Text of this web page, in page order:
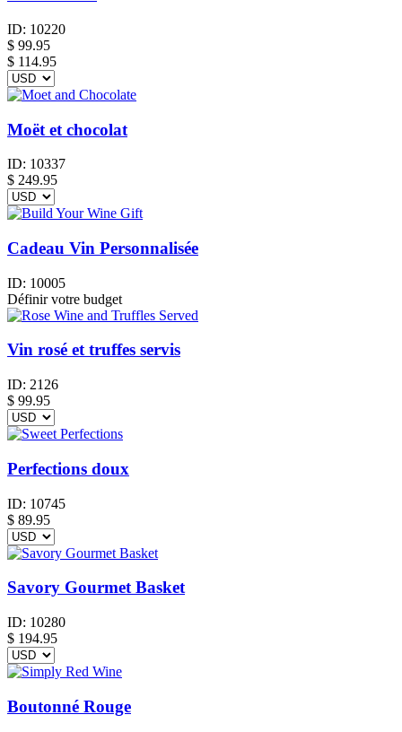
ID: 10220
$ 99.95
$ 114.95
Moët et chocolat
ID: 10337
$ 249.95
Cadeau Vin Personnalisée
ID: 10005
Définir votre budget
Vin rosé et truffes servis
ID: 2126
$ 99.95
Perfections doux
ID: 10745
$ 89.95
Savory Gourmet Basket
ID: 10280
$ 194.95
Boutonné Rouge